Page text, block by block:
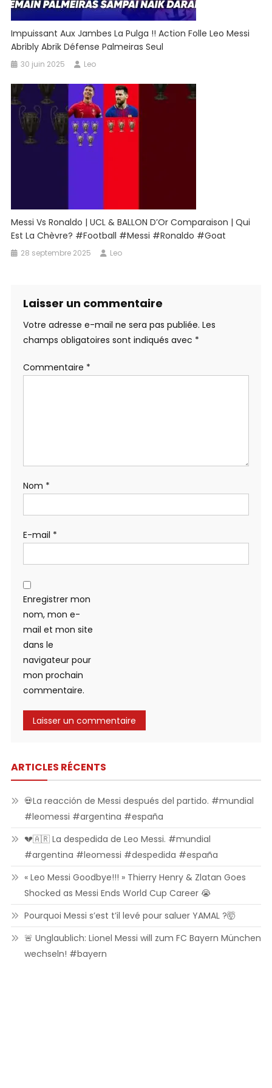
Impuissant Aux Jambes La Pulga !! Action Folle Leo Messi
Abribly Abrik Défense Palmeiras Seul
30 juin 2025 Leo
Messi Vs Ronaldo | UCL & BALLON D’Or Comparaison | Qui
Est La Chèvre? #football #messi #ronaldo #goat
28 septembre 2025 Leo
Laisser un commentaire
Votre adresse e-mail ne sera pas publiée. Les
champs obligatoires sont indiqués avec *
Commentaire *
Nom *
E-mail *
Enregistrer mon
nom, mon e-
mail et mon site
dans le
navigateur pour
mon prochain
commentaire.
ARTICLES RÉCENTS
💀La reacción de Messi después del partido. #mundial
#leomessi #argentina #españa
💔🇦🇷 La despedida de Leo Messi. #mundial
#argentina #leomessi #despedida #españa
« Leo Messi Goodbye!!! » Thierry Henry & Zlatan Goes
Shocked as Messi Ends World Cup Career 😭
Pourquoi Messi s’est t’il levé pour saluer YAMAL ?🤯
🚨 Unglaublich: Lionel Messi will zum FC Bayern München
wechseln! #bayern